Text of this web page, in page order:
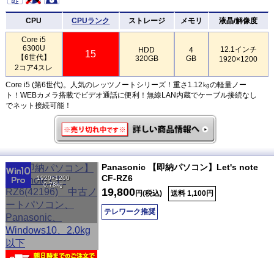
CPU CPUランク ストレージ メモリ 液晶/解像度
Core i5
6300U
【6世代】
2コア4スレ
15
HDD
320GB
4
GB
12.1インチ
1920×1200
Core i5 (第6世代)。人気のレッツノートシリーズ！重さ1.12㎏の軽量ノー
ト！WEBカメラ搭載でビデオ通話に便利！無線LAN内蔵でケーブル接続なし
でネット接続可能！
1920×1200
0.78kg
Panasonic 【即納パソコン】Let's note
CF-RZ6
19,800円(税込) 送料 1,100円
テレワーク推奨